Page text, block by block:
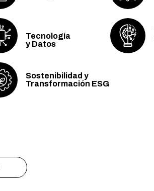
Tecnología
y Datos
Sostenibilidad y
Transformación ESG